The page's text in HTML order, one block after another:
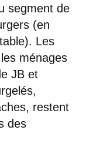
segment de
(en
Les
ménages
JB et
restent
des